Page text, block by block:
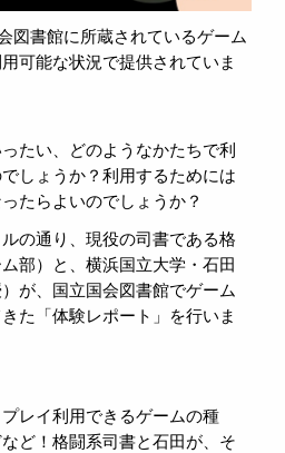
図書館に所蔵されているゲーム
可能な状況で提供されていま
たい、どのようなかたちで利
しょうか？利用するためには
たらよいのでしょうか？
の通り、現役の司書である格
部）と、横浜国立大学・石田
が、国立国会図書館でゲーム
た「体験レポート」を行いま
レイ利用できるゲームの種
ど！格闘系司書と石田が、そ